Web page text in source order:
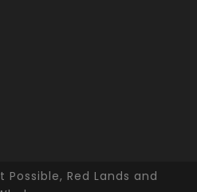
Possible, Red Lands and